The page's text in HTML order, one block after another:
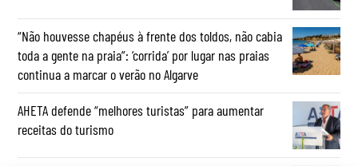
“Não houvesse chapéus à frente dos toldos, não cabia
toda a gente na praia”: ‘corrida’ por lugar nas praias
continua a marcar o verão no Algarve
AHETA defende “melhores turistas” para aumentar
receitas do turismo